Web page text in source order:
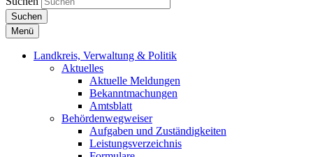
Suchen
Menü
Landkreis, Verwaltung & Politik
Aktuelles
Aktuelle Meldungen
Bekanntmachungen
Amtsblatt
Behördenwegweiser
Aufgaben und Zuständigkeiten
Leistungsverzeichnis